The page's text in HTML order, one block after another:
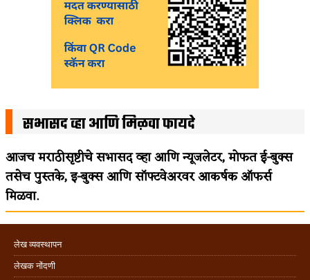
सभासद व्हा आणि मिळवा फायदे
आजच मराठीसृष्टीचे सभासद व्हा आणि न्यूजलेटर, मोफत ई-बुक्स
तसेच पुस्तके, इ-बुक्स आणि सॉफ्टवेअरवर आकर्षक ऑफर्स
मिळवा.
लेख व्यवस्थापन
लेखक नोंदणी